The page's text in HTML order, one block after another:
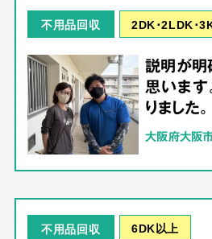
不用品回収 2DK･2LDK･
説明が明
思います
りました。
大阪府大阪
不用品回収 6DK以上